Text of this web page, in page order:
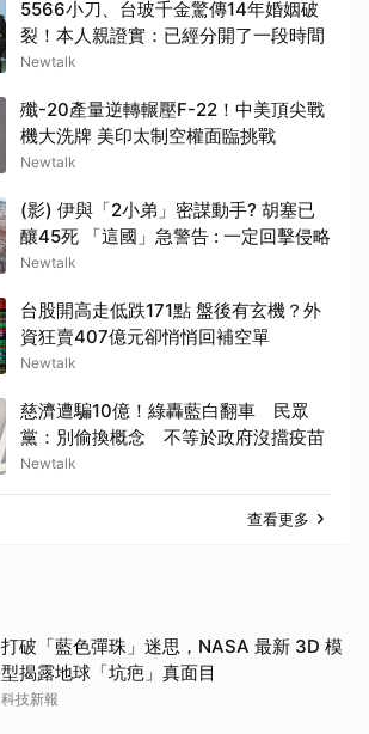
5566小刀、台玻千金驚傳14年婚姻破
裂！本人親證實：已經分開了一段時間
Newtalk
殲-20產量逆轉輾壓F-22！中美頂尖戰
機大洗牌 美印太制空權面臨挑戰
Newtalk
(影) 伊與「2小弟」密謀動手? 胡塞已
釀45死 「這國」急警告 : 一定回擊侵略
Newtalk
台股開高走低跌171點 盤後有玄機？外
資狂賣407億元卻悄悄回補空單
Newtalk
慈濟遭騙10億！綠轟藍白翻車 民眾
黨：別偷換概念 不等於政府沒擋疫苗
Newtalk
查看更多
打破「藍色彈珠」迷思，NASA 最新 3D 模
型揭露地球「坑疤」真面目
科技新報